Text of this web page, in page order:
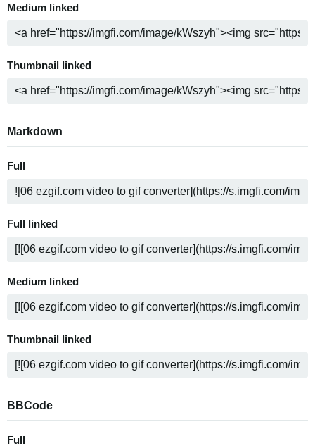
Medium linked
Thumbnail linked
Markdown
Full
Full linked
Medium linked
Thumbnail linked
BBCode
Full